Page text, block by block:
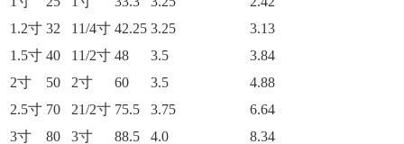
1.2寸 32 11/4寸 42.25 3.25
3.13
1.5寸 40 11/2寸 48 3.5
3.84
2寸
50 2寸 60 3.5
4.88
2.5寸 70 21/2寸 75.5 3.75
6.64
3寸
80 3寸 88.5 4.0
8.34